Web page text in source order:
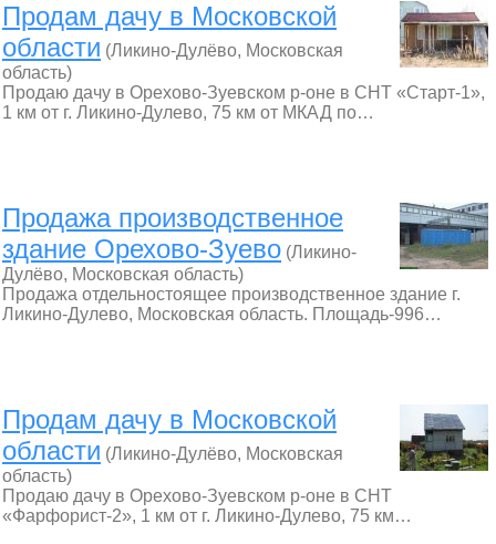
Продам дачу в Московской
области (Ликино-Дулёво, Московская
область)
Продаю дачу в Орехово-Зуевском р-оне в СНТ «Старт-1»,
1 км от г. Ликино-Дулево, 75 км от МКАД по…
Продажа производственное
здание Орехово-Зуево (Ликино-
Дулёво, Московская область)
Продажа отдельностоящее производственное здание г.
Ликино-Дулево, Московская область. Площадь-996…
Продам дачу в Московской
области (Ликино-Дулёво, Московская
область)
Продаю дачу в Орехово-Зуевском р-оне в СНТ
«Фарфорист-2», 1 км от г. Ликино-Дулево, 75 км…